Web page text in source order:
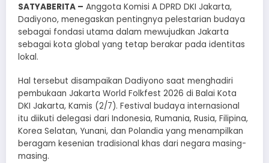
SATYABERITA – Anggota Komisi A DPRD DKI Jakarta,
Dadiyono, menegaskan pentingnya pelestarian budaya
sebagai fondasi utama dalam mewujudkan Jakarta
sebagai kota global yang tetap berakar pada identitas
lokal.
Hal tersebut disampaikan Dadiyono saat menghadiri
pembukaan Jakarta World Folkfest 2026 di Balai Kota
DKI Jakarta, Kamis (2/7). Festival budaya internasional
itu diikuti delegasi dari Indonesia, Rumania, Rusia, Filipina,
Korea Selatan, Yunani, dan Polandia yang menampilkan
beragam kesenian tradisional khas dari negara masing-
masing.